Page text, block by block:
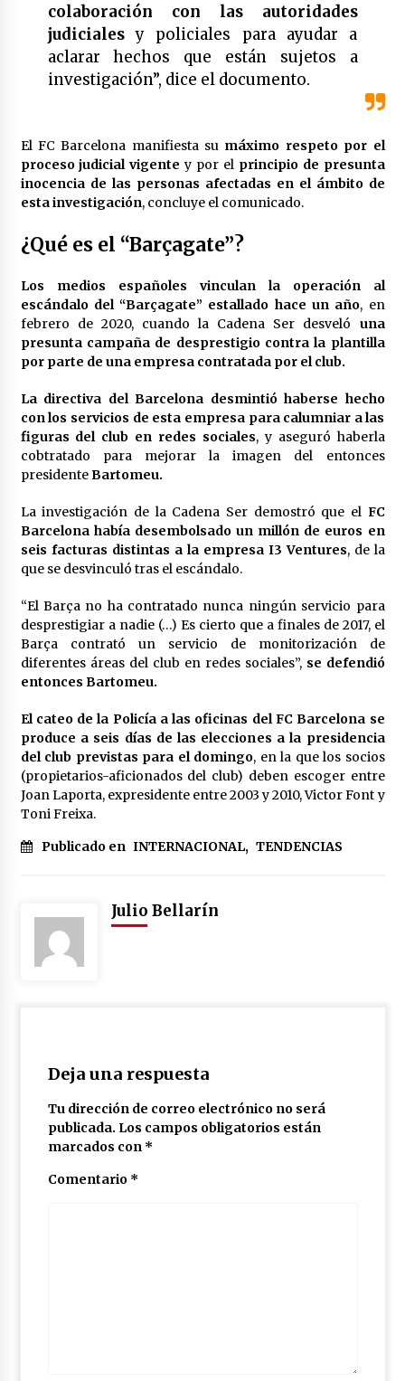
colaboración con las autoridades
judicialesy policiales para ayudar a
aclarar hechos que están sujetos a
investigación”, dice el documento.
El FC Barcelona manifiesta su máximo respeto por el
proceso judicial vigentey por el principio de presunta
inocencia de las personas afectadas en el ámbito de
esta investigación, concluye el comunicado.
¿Qué es el “Barçagate”?
Los medios españoles vinculan la operación al
escándalo del “Barçagate” estallado hace un año, en
febrero de 2020, cuando la Cadena Ser desveló una
presunta campaña de desprestigio contra la plantilla
por parte de una empresa contratada por el club.
La directiva del Barcelona desmintió haberse hecho
con los servicios de esta empresa para calumniar a las
figuras del club en redes sociales, y aseguró haberla
cobtratado para mejorar la imagen del entonces
presidenteBartomeu.
La investigación de la Cadena Ser demostró que elFC
Barcelona había desembolsado un millón de euros en
seis facturas distintas a la empresa I3 Ventures, de la
que se desvinculó tras el escándalo.
“El Barça no ha contratado nunca ningún servicio para
desprestigiar a nadie (…) Es cierto que a finales de 2017, el
Barça contrató un servicio de monitorización de
diferentes áreas del club en redes sociales”, se defendió
entonces Bartomeu.
El cateo de la Policía a las oficinas del FC Barcelona se
produce a seis días de las elecciones a la presidencia
del club previstas para el domingo, en la que los socios
(propietarios-aficionados del club) deben escoger entre
Joan Laporta, expresidente entre 2003 y 2010, Victor Font y
Toni Freixa.
Publicado en INTERNACIONAL, TENDENCIAS
Julio Bellarín
Deja una respuesta
Tu dirección de correo electrónico no será
publicada. Los campos obligatorios están
marcados con *
Comentario *